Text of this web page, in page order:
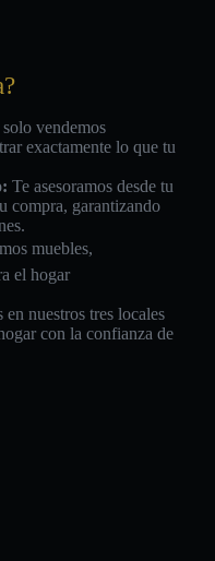
vendemos
exactamente lo que tu
Te asesoramos desde tu
compra, garantizando
muebles,
el hogar
en nuestros tres locales
con la confianza de